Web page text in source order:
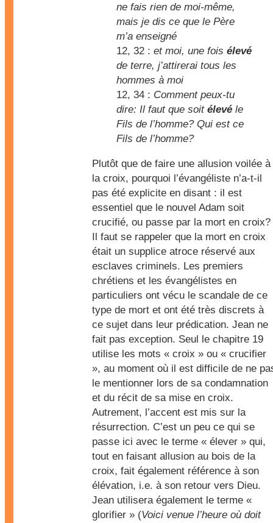
ne fais rien de moi-même,
mais je dis ce que le Père
m’a enseigné
12, 32 : et moi, une fois élevé
de terre, j’attirerai tous les
hommes à moi
12, 34 : Comment peux-tu
dire: Il faut que soit élevé le
Fils de l’homme? Qui est ce
Fils de l’homme?
Plutôt que de faire une allusion voilée à
la croix, pourquoi l’évangéliste n’a-t-il
pas été explicite en disant : il est
essentiel que le nouvel Adam soit
crucifié, ou passe par la mort en croix?
Il faut se rappeler que la mort en croix
était un supplice atroce réservé aux
esclaves criminels. Les premiers
chrétiens et les évangélistes en
particuliers ont vécu le scandale de ce
type de mort et ont été très discrets à
ce sujet dans leur prédication. Jean ne
fait pas exception. Seul le chapitre 19
utilise les mots « croix » ou « crucifier
», au moment où il est difficile de ne
le mentionner lors de sa condamnation
et du récit de sa mise en croix.
Autrement, l’accent est mis sur la
résurrection. C’est un peu ce qui se
passe ici avec le terme « élever » qui,
tout en faisant allusion au bois de la
croix, fait également référence à son
élévation, i.e. à son retour vers Dieu.
Jean utilisera également le terme «
glorifier » (Voici venue l’heure où doit